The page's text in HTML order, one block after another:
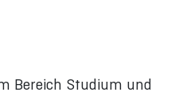
Bereich Studium und